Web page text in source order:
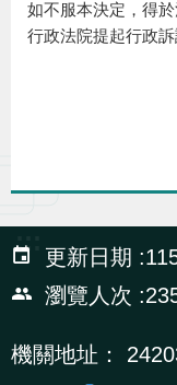
導
關
連
結
站
意
字
計
n
首
S
如不服本決定，得
行政法院提起行政訴
:::
更新日期
瀏覽人次
機關地址：